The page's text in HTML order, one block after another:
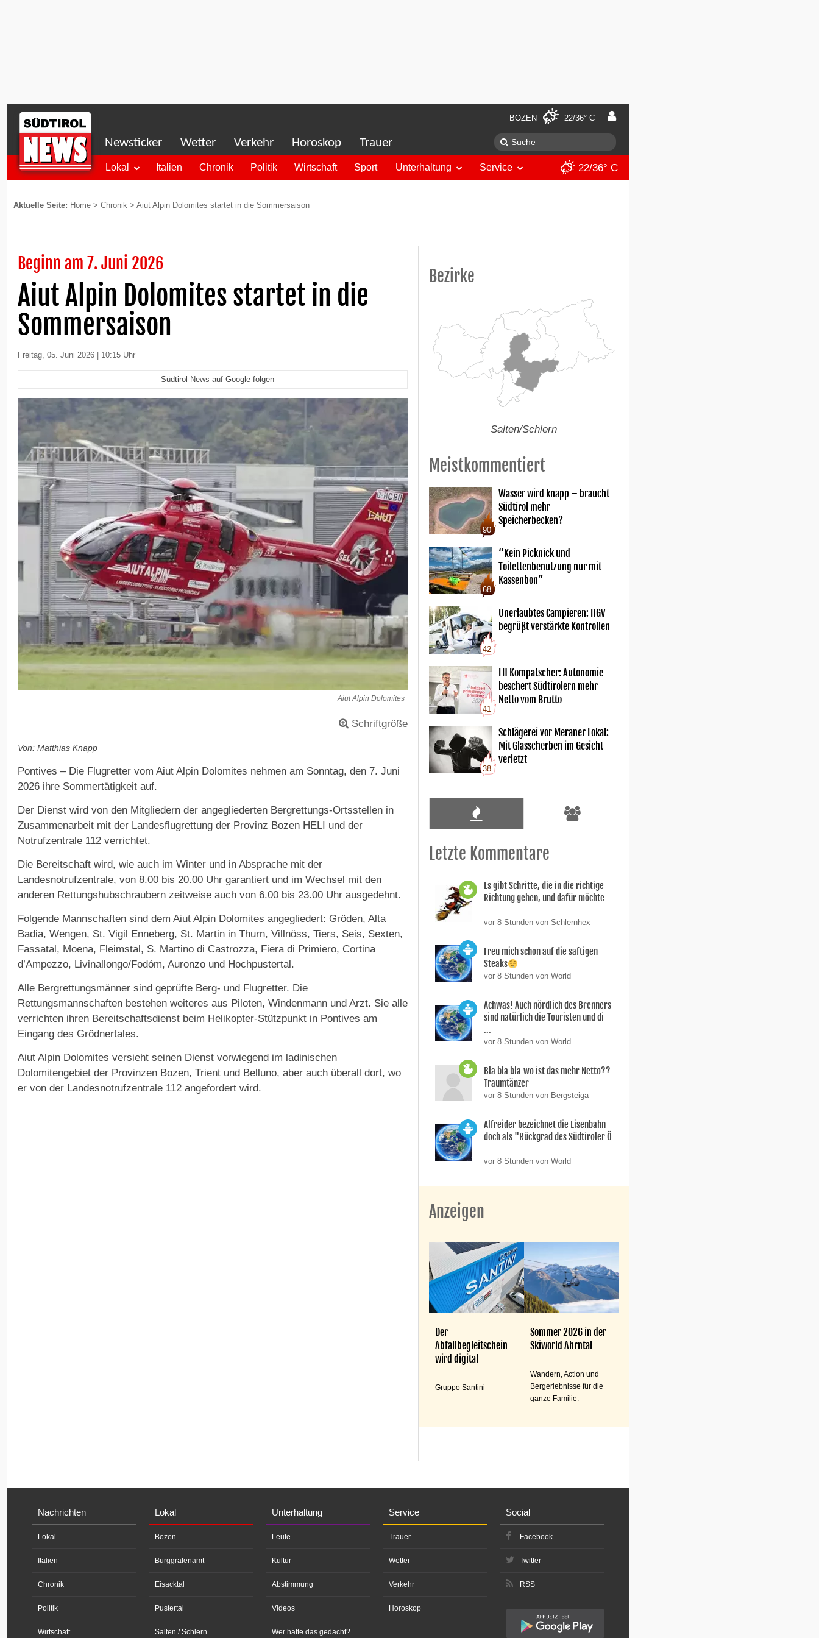
BOZEN 22/36° C
Newsticker Wetter Verkehr Horoskop Trauer
Lokal Italien Chronik Politik Wirtschaft Sport Unterhaltung Service 22/36° C
Aktuelle Seite: Home > Chronik > Aiut Alpin Dolomites startet in die Sommersaison
Beginn am 7. Juni 2026
Aiut Alpin Dolomites startet in die
Sommersaison
Freitag, 05. Juni 2026 | 10:15 Uhr
Südtirol News auf Google folgen
Aiut Alpin Dolomites
Schriftgröße
Von: Matthias Knapp
Pontives – Die Flugretter vom Aiut Alpin Dolomites nehmen am Sonntag, den 7. Juni
2026 ihre Sommertätigkeit auf.
Der Dienst wird von den Mitgliedern der angegliederten Bergrettungs-Ortsstellen in
Zusammenarbeit mit der Landesflugrettung der Provinz Bozen HELI und der
Notrufzentrale 112 verrichtet.
Die Bereitschaft wird, wie auch im Winter und in Absprache mit der
Landesnotrufzentrale, von 8.00 bis 20.00 Uhr garantiert und im Wechsel mit den
anderen Rettungshubschraubern zeitweise auch von 6.00 bis 23.00 Uhr ausgedehnt.
Folgende Mannschaften sind dem Aiut Alpin Dolomites angegliedert: Gröden, Alta
Badia, Wengen, St. Vigil Enneberg, St. Martin in Thurn, Villnöss, Tiers, Seis, Sexten,
Fassatal, Moena, Fleimstal, S. Martino di Castrozza, Fiera di Primiero, Cortina
d’Ampezzo, Livinallongo/Fodóm, Auronzo und Hochpustertal.
Alle Bergrettungsmänner sind geprüfte Berg- und Flugretter. Die
Rettungsmannschaften bestehen weiteres aus Piloten, Windenmann und Arzt. Sie alle
verrichten ihren Bereitschaftsdienst beim Helikopter-Stützpunkt in Pontives am
Eingang des Grödnertales.
Aiut Alpin Dolomites versieht seinen Dienst vorwiegend im ladinischen
Dolomitengebiet der Provinzen Bozen, Trient und Belluno, aber auch überall dort, wo
er von der Landesnotrufzentrale 112 angefordert wird.
Bezirke
Salten/Schlern
Meistkommentiert
90
Wasser wird knapp – braucht
Südtirol mehr
Speicherbecken?
68
“Kein Picknick und
Toilettenbenutzung nur mit
Kassenbon”
42
Unerlaubtes Campieren: HGV
begrüßt verstärkte Kontrollen
41
LH Kompatscher: Autonomie
beschert Südtirolern mehr
Netto vom Brutto
38
Schlägerei vor Meraner Lokal:
Mit Glasscherben im Gesicht
verletzt
Letzte Kommentare
Es gibt Schritte, die in die richtige
Richtung gehen, und dafür möchte
...
vor 8 Stunden von Schlernhex
Freu mich schon auf die saftigen
Steaks
vor 8 Stunden von World
Achwas! Auch nördlich des Brenners
sind natürlich die Touristen und di
...
vor 8 Stunden von World
Bla bla bla.wo ist das mehr Netto??
Traumtänzer
vor 8 Stunden von Bergsteiga
Alfreider bezeichnet die Eisenbahn
doch als "Rückgrad des Südtiroler Ö
...
vor 8 Stunden von World
Anzeigen
Der
Abfallbegleitschein
wird digital
Gruppo Santini
Sommer 2026 in der
Skiworld Ahrntal
Wandern, Action und
Bergerlebnisse für die
ganze Familie.
Nachrichten
Lokal
Italien
Chronik
Politik
Wirtschaft
Lokal
Bozen
Burggrafenamt
Eisacktal
Pustertal
Salten / Schlern
Unterhaltung
Leute
Kultur
Abstimmung
Videos
Wer hätte das gedacht?
Service
Trauer
Wetter
Verkehr
Horoskop
Social
Facebook
Twitter
RSS